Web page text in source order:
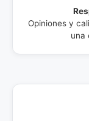
Opiniones y
una